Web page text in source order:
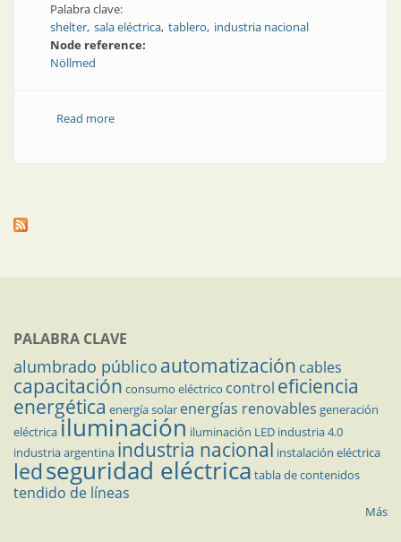
Palabra clave:
shelter sala eléctrica tablero industria nacional
Node reference:
Nöllmed
Read moreabout Nuevos shelters de extrema resistencia
PALABRA CLAVE
alumbrado público automatización cables
capacitación consumo eléctrico control eficiencia
energética energía solar energías renovables generación
eléctricailuminación iluminación LED industria 4.0
industria argentina industria nacional instalación eléctrica
ledseguridad eléctrica tabla de contenidos
tendido de líneas
Más